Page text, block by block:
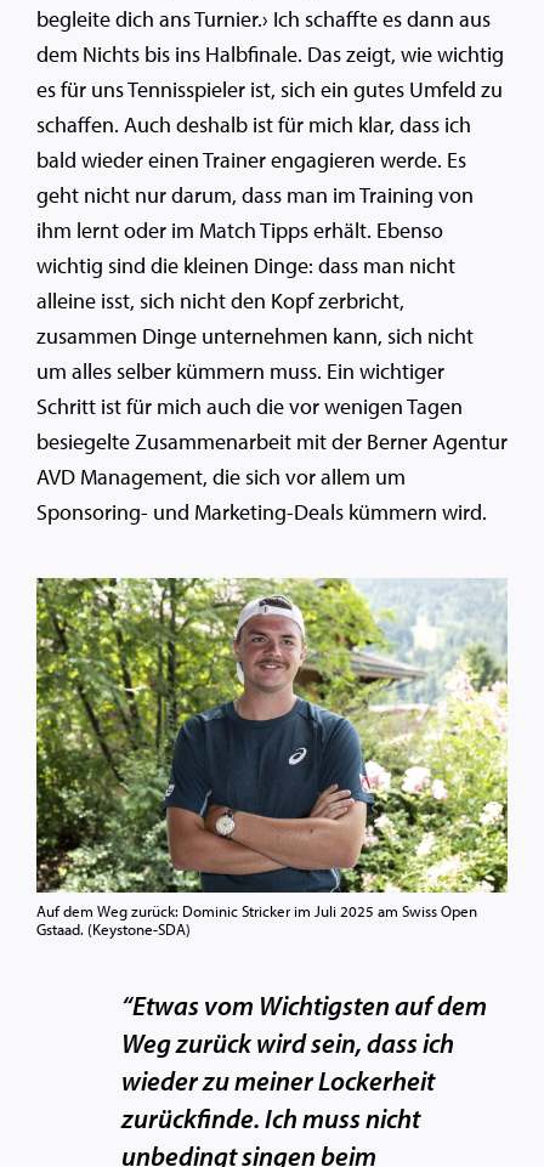
begleite dich ans Turnier.› Ich schaffte es dann aus
dem Nichts bis ins Halbfinale. Das zeigt, wie wichtig
es für uns Tennisspieler ist, sich ein gutes Umfeld zu
schaffen. Auch deshalb ist für mich klar, dass ich
bald wieder einen Trainer engagieren werde. Es
geht nicht nur darum, dass man im Training von
ihm lernt oder im Match Tipps erhält. Ebenso
wichtig sind die kleinen Dinge: dass man nicht
alleine isst, sich nicht den Kopf zerbricht,
zusammen Dinge unternehmen kann, sich nicht
um alles selber kümmern muss. Ein wichtiger
Schritt ist für mich auch die vor wenigen Tagen
besiegelte Zusammenarbeit mit der Berner Agentur
AVD Management, die sich vor allem um
Sponsoring- und Marketing-Deals kümmern wird.
Auf dem Weg zurück: Dominic Stricker im Juli 2025 am Swiss Open
Gstaad. (Keystone-SDA)
“Etwas vom Wichtigsten auf dem
Weg zurück wird sein, dass ich
wieder zu meiner Lockerheit
zurückfinde. Ich muss nicht
unbedingt singen beim